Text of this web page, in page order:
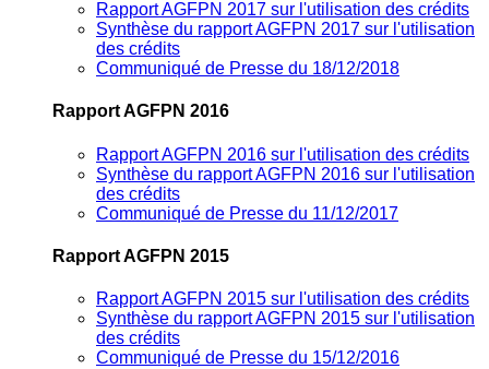
Rapport AGFPN 2017 sur l'utilisation des crédits
Synthèse du rapport AGFPN 2017 sur l'utilisation
des crédits
Communiqué de Presse du 18/12/2018
Rapport AGFPN 2016
Rapport AGFPN 2016 sur l'utilisation des crédits
Synthèse du rapport AGFPN 2016 sur l'utilisation
des crédits
Communiqué de Presse du 11/12/2017
Rapport AGFPN 2015
Rapport AGFPN 2015 sur l'utilisation des crédits
Synthèse du rapport AGFPN 2015 sur l'utilisation
des crédits
Communiqué de Presse du 15/12/2016